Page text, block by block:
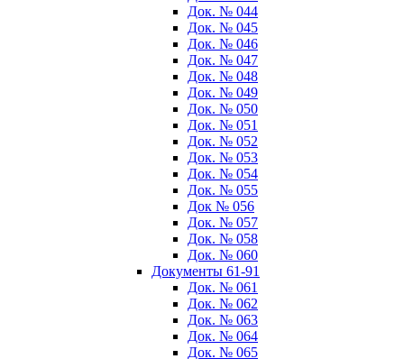
Док. № 044
Док. № 045
Док. № 046
Док. № 047
Док. № 048
Док. № 049
Док. № 050
Док. № 051
Док. № 052
Док. № 053
Док. № 054
Док. № 055
Док № 056
Док. № 057
Док. № 058
Док. № 060
Документы 61-91
Док. № 061
Док. № 062
Док. № 063
Док. № 064
Док. № 065